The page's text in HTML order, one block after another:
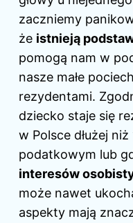
zaczniemy
że istnieją
pomogą nam w
nasze małe
rezydentami.
dziecko staje się
w Polsce dłużej
podatkowym lub
interesów
może nawet
aspekty mają